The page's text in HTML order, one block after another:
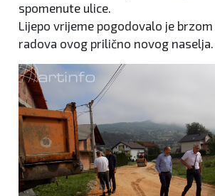
spomenute ulice.
Lijepo vrijeme pogodovalo je
radova ovog prilično novog naselja.